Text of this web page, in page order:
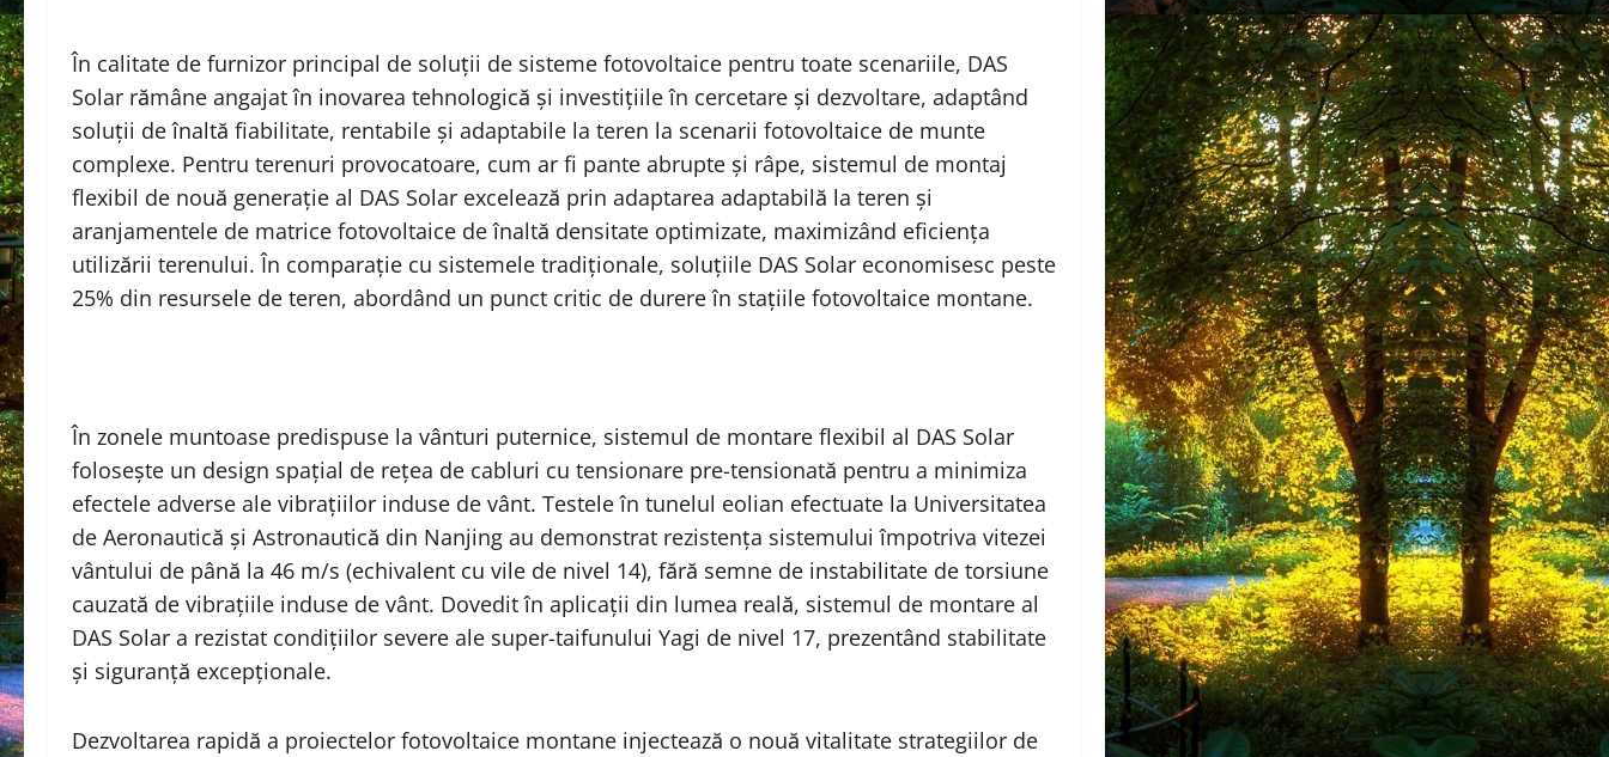
În calitate de furnizor principal de soluții de sisteme fotovoltaice pentru toate scenariile, DAS
Solar rămâne angajat în inovarea tehnologică și investițiile în cercetare și dezvoltare, adaptând
soluții de înaltă fiabilitate, rentabile și adaptabile la teren la scenarii fotovoltaice de munte
complexe. Pentru terenuri provocatoare, cum ar fi pante abrupte și râpe, sistemul de montaj
flexibil de nouă generație al DAS Solar excelează prin adaptarea adaptabilă la teren și
aranjamentele de matrice fotovoltaice de înaltă densitate optimizate, maximizând eficiența
utilizării terenului. În comparație cu sistemele tradiționale, soluțiile DAS Solar economisesc peste
25% din resursele de teren, abordând un punct critic de durere în stațiile fotovoltaice montane.
În zonele muntoase predispuse la vânturi puternice, sistemul de montare flexibil al DAS Solar
folosește un design spațial de rețea de cabluri cu tensionare pre-tensionată pentru a minimiza
efectele adverse ale vibrațiilor induse de vânt. Testele în tunelul eolian efectuate la Universitatea
de Aeronautică și Astronautică din Nanjing au demonstrat rezistența sistemului împotriva vitezei
vântului de până la 46 m/s (echivalent cu vile de nivel 14), fără semne de instabilitate de torsiune
cauzată de vibrațiile induse de vânt. Dovedit în aplicații din lumea reală, sistemul de montare al
DAS Solar a rezistat condițiilor severe ale super-taifunului Yagi de nivel 17, prezentând stabilitate
și siguranță excepționale.
Dezvoltarea rapidă a proiectelor fotovoltaice montane injectează o nouă vitalitate strategiilor de